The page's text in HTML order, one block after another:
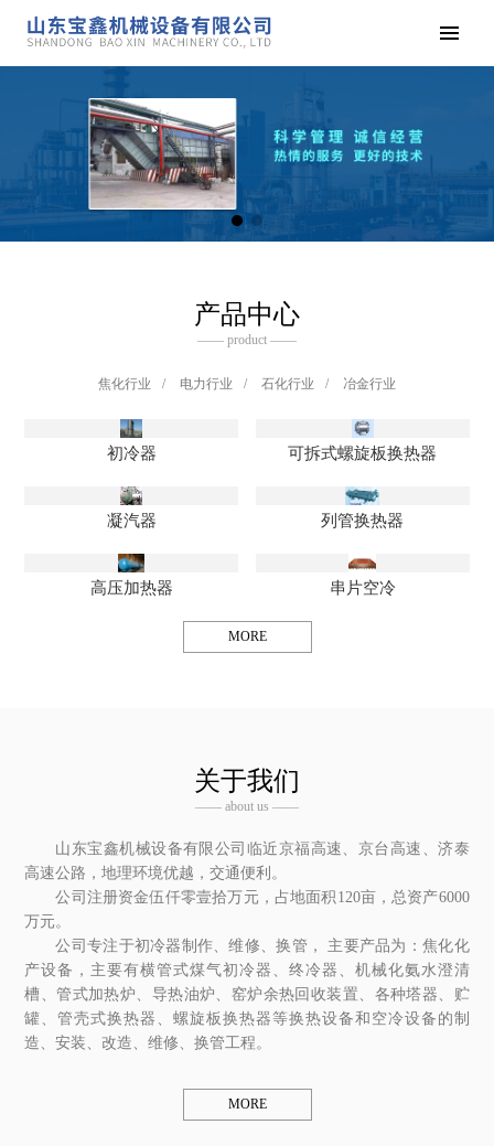
产品中心
—— product ——
焦化行业 / 电力行业 / 石化行业 / 冶金行业
初冷器 可拆式螺旋板换热器
凝汽器 列管换热器
高压加热器 串片空冷
MORE
关于我们
—— about us ——
山东宝鑫机械设备有限公司临近京福高速、京台高速、济泰
高速公路，地理环境优越，交通便利。
公司注册资金伍仟零壹拾万元，占地面积120亩，总资产6000
万元。
公司专注于初冷器制作、维修、换管， 主要产品为：焦化化
产设备，主要有横管式煤气初冷器、终冷器、机械化氨水澄清
槽、管式加热炉、导热油炉、窑炉余热回收装置、各种塔器、贮
罐、管壳式换热器、螺旋板换热器等换热设备和空冷设备的制
造、安装、改造、维修、换管工程。
MORE